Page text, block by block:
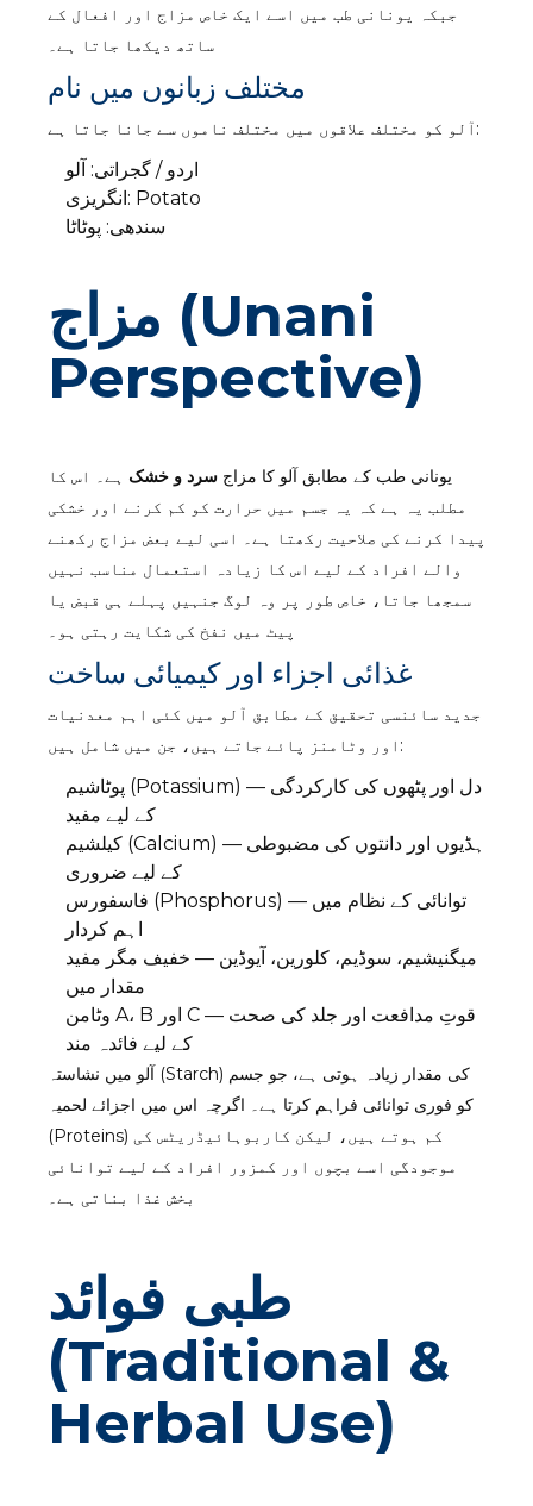
جبکہ یونانی طب میں اسے ایک خاص مزاج اور افعال کے
ساتھ دیکھا جاتا ہے۔
مختلف زبانوں میں نام
آلو کو مختلف علاقوں میں مختلف ناموں سے جانا جاتا ہے:
اردو / گجراتی: آلو
انگریزی: Potato
سندھی: پوٹاٹا
مزاج (Unani
Perspective)
یونانی طب کے مطابق آلو کا مزاج سرد و خشک ہے۔ اس کا
مطلب یہ ہے کہ یہ جسم میں حرارت کو کم کرنے اور خشکی
پیدا کرنے کی صلاحیت رکھتا ہے۔ اسی لیے بعض مزاج رکھنے
والے افراد کے لیے اس کا زیادہ استعمال مناسب نہیں
سمجھا جاتا، خاص طور پر وہ لوگ جنہیں پہلے ہی قبض یا
پیٹ میں نفخ کی شکایت رہتی ہو۔
غذائی اجزاء اور کیمیائی ساخت
جدید سائنسی تحقیق کے مطابق آلو میں کئی اہم معدنیات
اور وٹامنز پائے جاتے ہیں، جن میں شامل ہیں:
پوٹاشیم (Potassium) — دل اور پٹھوں کی کارکردگی
کے لیے مفید
کیلشیم (Calcium) — ہڈیوں اور دانتوں کی مضبوطی
کے لیے ضروری
فاسفورس (Phosphorus) — توانائی کے نظام میں
اہم کردار
میگنیشیم، سوڈیم، کلورین، آیوڈین — خفیف مگر مفید
مقدار میں
وٹامن A، B اور C — قوتِ مدافعت اور جلد کی صحت
کے لیے فائدہ مند
آلو میں نشاستہ (Starch) کی مقدار زیادہ ہوتی ہے، جو جسم
کو فوری توانائی فراہم کرتا ہے۔ اگرچہ اس میں اجزائے لحمیہ
(Proteins) کم ہوتے ہیں، لیکن کاربوہائیڈریٹس کی
موجودگی اسے بچوں اور کمزور افراد کے لیے توانائی
بخش غذا بناتی ہے۔
طبی فوائد
(Traditional &
Herbal Use)